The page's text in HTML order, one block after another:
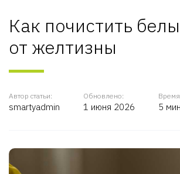
Как почистить
от желтизны
Автор статьи:
smartyadmin
Обновлено:
1 июня 2026 5